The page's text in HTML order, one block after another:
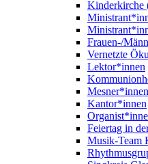
Kinderkirche
Frauen-/
Vernetzte
Lektor*innen
Mesner*innen
Kantor*innen
Feiertag in
Musik-Team